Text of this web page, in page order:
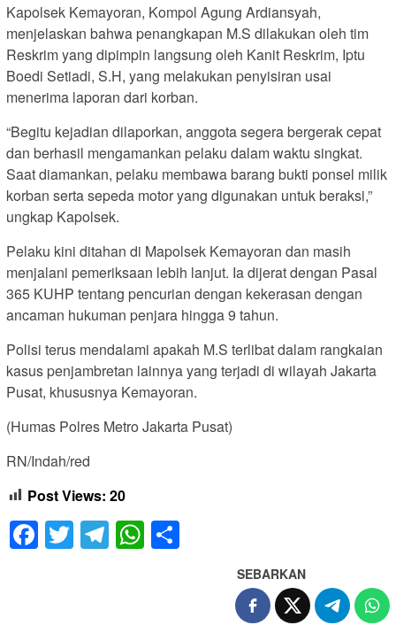
Kapolsek Kemayoran, Kompol Agung Ardiansyah,
menjelaskan bahwa penangkapan M.S dilakukan oleh tim
Reskrim yang dipimpin langsung oleh Kanit Reskrim, Iptu
Boedi Setiadi, S.H, yang melakukan penyisiran usai
menerima laporan dari korban.
“Begitu kejadian dilaporkan, anggota segera bergerak cepat
dan berhasil mengamankan pelaku dalam waktu singkat.
Saat diamankan, pelaku membawa barang bukti ponsel milik
korban serta sepeda motor yang digunakan untuk beraksi,”
ungkap Kapolsek.
Pelaku kini ditahan di Mapolsek Kemayoran dan masih
menjalani pemeriksaan lebih lanjut. Ia dijerat dengan Pasal
365 KUHP tentang pencurian dengan kekerasan dengan
ancaman hukuman penjara hingga 9 tahun.
Polisi terus mendalami apakah M.S terlibat dalam rangkaian
kasus penjambretan lainnya yang terjadi di wilayah Jakarta
Pusat, khususnya Kemayoran.
(Humas Polres Metro Jakarta Pusat)
RN/Indah/red
Post Views: 20
Facebook
TwitterTelegram
WhatsApp
SEBARKAN